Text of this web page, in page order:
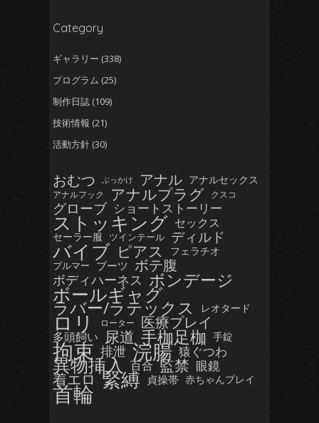
Category
ギャラリー (338)
プログラム (25)
制作日誌 (109)
技術情報 (21)
活動方針 (30)
おむつ ぶっかけ アナル アナルセックス
アナルフック アナルプラグ クスコ
グローブ ショートストーリー
ストッキング セックス
セーラー服 ツインテール ディルド
バイブ ピアス フェラチオ
ブルマー ブーツ ボテ腹
ボディハーネス ボンデージ
ボールギャグ
ラバー/ラテックス レオタード
ロリ ローター 医療プレイ
多頭飼い 尿道 手枷足枷 手錠
拘束 排泄 浣腸 猿ぐつわ
異物挿入 百合 監禁 眼鏡
着エロ 緊縛 貞操帯 赤ちゃんプレイ
首輪